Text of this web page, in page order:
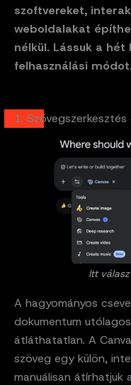
szoftvereket,
weboldalakat
nélkül. Lássuk a
felhasználási módot.
1.
Itt
A hagyományos
dokumentum
átláthatatlan. A
szöveg egy külön,
manuálisan átírhatjuk